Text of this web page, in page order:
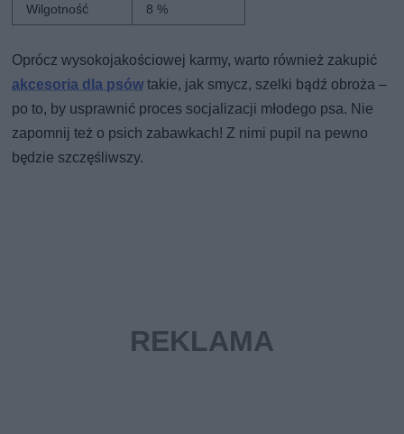
Wilgotność 8 %
Oprócz wysokojakościowej karmy, warto również zakupić
akcesoria dla psów takie, jak smycz, szelki bądź obroża –
po to, by usprawnić proces socjalizacji młodego psa. Nie
zapomnij też o psich zabawkach! Z nimi pupil na pewno
będzie szczęśliwszy.